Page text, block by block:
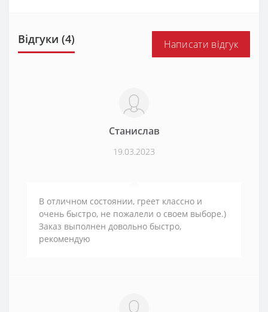
Відгуки (4) Написати відгук
Станислав
19.03.2023
В отличном состоянии, греет классно и
очень быстро, не пожалели о своем выборе.)
Заказ выполнен довольно быстро,
рекомендую